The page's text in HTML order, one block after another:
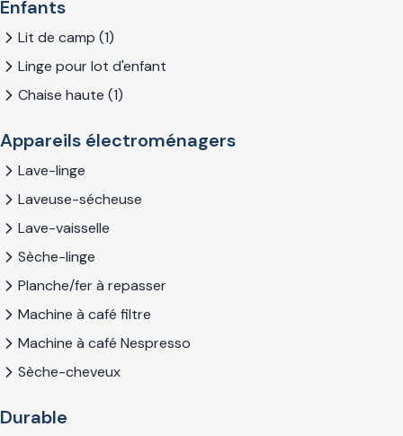
Enfants
Lit de camp (1)
Linge pour lot d'enfant
Chaise haute (1)
Appareils électroménagers
Lave-linge
Laveuse-sécheuse
Lave-vaisselle
Sèche-linge
Planche/fer à repasser
Machine à café filtre
Machine à café Nespresso
Sèche-cheveux
Durable